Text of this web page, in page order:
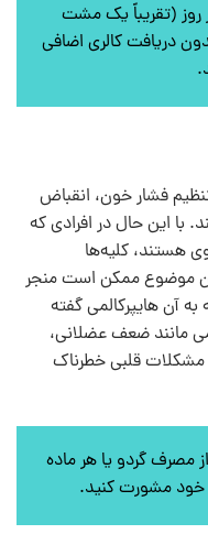
به حدود ۳۰ گرم در روز (تقریباً یک مشت
دریافت کالری اضافی
فشار خون، انقباض
این حال در افرادی که
هستند، کلیه‌ها
موضوع ممکن است منجر
آن هایپرکالمی گفته
مانند ضعف عضلانی،
مشکلات قلبی خطرناک
مصرف گردو یا هر ماده
خود مشورت کنید.